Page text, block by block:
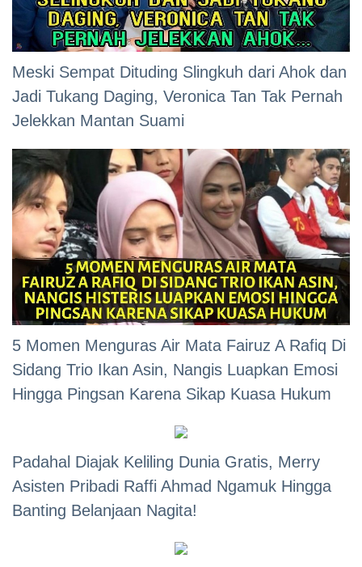
Meski Sempat Dituding Slingkuh dari Ahok dan
Jadi Tukang Daging, Veronica Tan Tak Pernah
Jelekkan Mantan Suami
5 Momen Menguras Air Mata Fairuz A Rafiq Di
Sidang Trio Ikan Asin, Nangis Luapkan Emosi
Hingga Pingsan Karena Sikap Kuasa Hukum
Padahal Diajak Keliling Dunia Gratis, Merry
Asisten Pribadi Raffi Ahmad Ngamuk Hingga
Banting Belanjaan Nagita!